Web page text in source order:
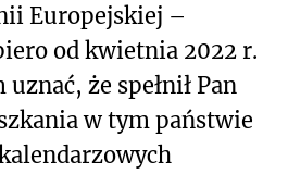
Europejskiej –
od kwietnia 2022 r.
że spełnił Pan
w tym państwie